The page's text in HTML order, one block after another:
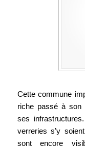
Cette commune
riche passé à son
ses
verreries s’y
sont encore